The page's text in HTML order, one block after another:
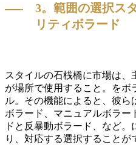
3。範囲の選択ス
リティボラード
スタイルの石桟橋に市場は、
が場所で使用すること。をボ
ル。その機能によると、彼
ボラード、マニュアルボラー
ドと反暴動ボラード、など
り、対応する選択することが